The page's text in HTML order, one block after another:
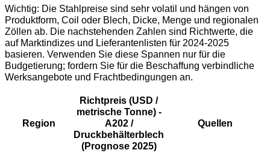
Wichtig: Die Stahlpreise sind sehr volatil und hängen von
Produktform, Coil oder Blech, Dicke, Menge und regionalen
Zöllen ab. Die nachstehenden Zahlen sind Richtwerte, die
auf Marktindizes und Lieferantenlisten für 2024-2025
basieren. Verwenden Sie diese Spannen nur für die
Budgetierung; fordern Sie für die Beschaffung verbindliche
Werksangebote und Frachtbedingungen an.
Region
Richtpreis (USD /
metrische Tonne) -
A202 /
Druckbehälterblech
(Prognose 2025)
Quellen